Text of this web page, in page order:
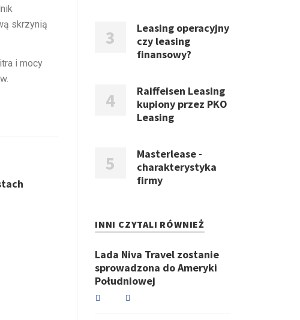
skrzynią
i mocy
Leasing operacyjny
czy leasing
finansowy?
Raiffeisen Leasing
kupiony przez PKO
Leasing
Masterlease -
charakterystyka
firmy
INNI CZYTALI RÓWNIEŻ
Lada Niva Travel zostanie
sprowadzona do Ameryki
Południowej